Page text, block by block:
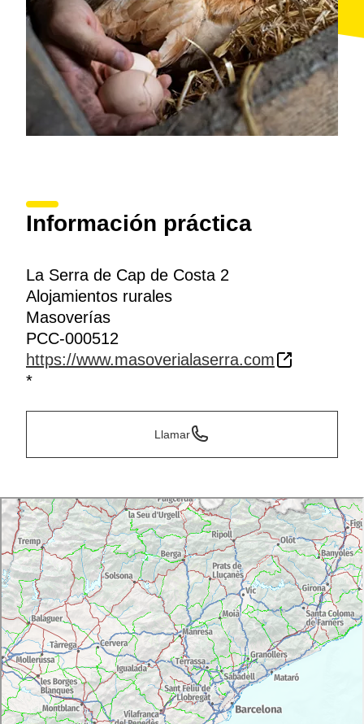
Información práctica
La Serra de Cap de Costa 2
Alojamientos rurales
Masoverías
PCC-000512
https://www.masoverialaserra.com
*
Llamar